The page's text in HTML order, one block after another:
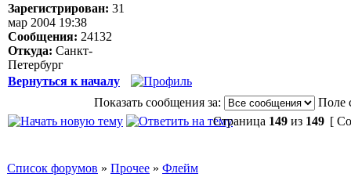
Зарегистрирован: 31
мар 2004 19:38
Сообщения: 24132
Откуда: Санкт-
Петербург
Вернуться к началу
Показать сообщения за:
Поле
Страница 149 из 149 [
Список форумов » Прочее » Флейм